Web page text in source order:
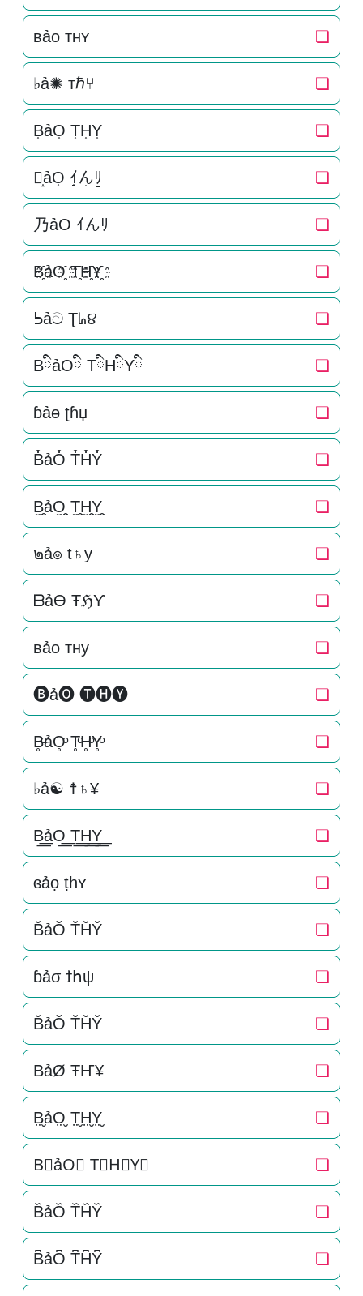
ʙảᴏ ᴛʜʏ ❏
♭ả✺ тℏ⑂ ❏
B̝ảO̝ T̝H̝Y̝ ❏
乃̝ảO̝ ｲ̝ん̝ﾘ̝ ❏
乃ảO ｲんﾘ ❏
B҈ảO҈ T҈H҈Y҈ ❏
ᕊảට Ʈᖺ૪ ❏
BིảOི TིHིYི ❏
ɓảɵ ʈɦџ ❏
B͒ảO͒ T͒H͒Y͒ ❏
B̬̤̯ảO̬̤̯ T̬̤̯H̬̤̯Y̬̤̯ ❏
๒ả๏ t♄y ❏
ᗷảƟ ŦℌƳ ❏
вảo тнy ❏
🅑ả🅞 🅣🅗🅨 ❏
B̥ͦảO̥ͦ T̥ͦH̥ͦY̥ͦ ❏
♭ả☯ ☨♄¥ ❏
B͟͟ảO͟͟ T͟͟H͟͟Y͟͟ ❏
ɞảọ ṭһʏ ❏
B̆ảŎ T̆H̆Y̆ ❏
ɓảσ ϯհψ ❏
B̆ảŎ T̆H̆Y̆ ❏
BảØ ŦҤ¥ ❏
B̤̮ảO̤̮ T̤̮H̤̮Y̤̮ ❏
B⃘ảO⃘ T⃘H⃘Y⃘ ❏
B᷈ảO᷈ T᷈H᷈Y᷈ ❏
B͆ảO͆ T͆H͆Y͆ ❏